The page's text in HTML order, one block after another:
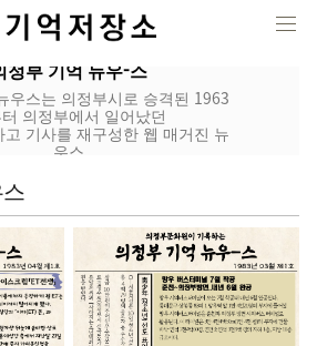
정부 기억 뉴우-스
우스는 의정부시로 승격된 1963
의정부에서 일어났던
고 기사를 재구성한 웹 매거진 뉴
우스